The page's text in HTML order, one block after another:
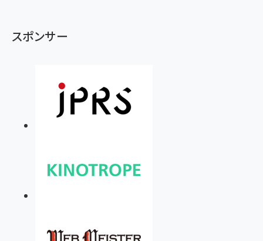
スポンサー